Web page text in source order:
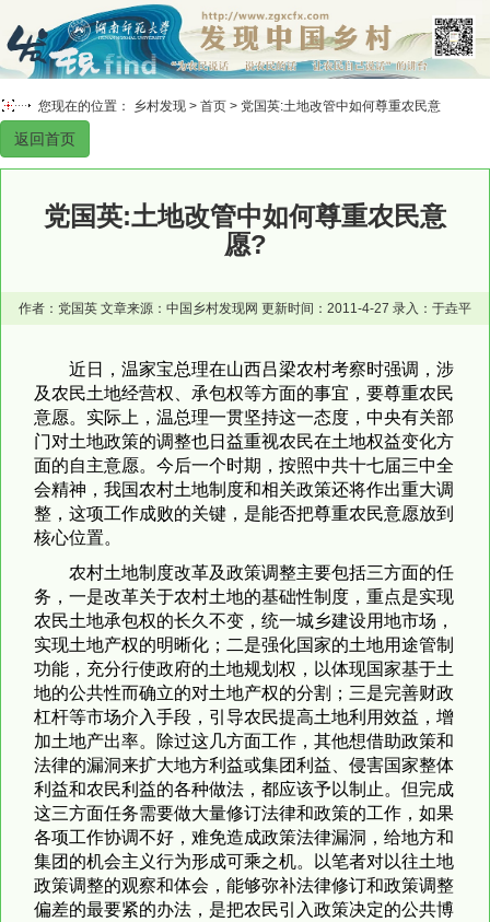
您现在的位置： 乡村发现 > 首页 > 党国英:土地改管中如何尊重农民意
愿?返回首页
党国英:土地改管中如何尊重农民意
愿?
作者：党国英 文章来源：中国乡村发现网 更新时间：2011-4-27 录入：于垚平
近日，温家宝总理在山西吕梁农村考察时强调，涉
及农民土地经营权、承包权等方面的事宜，要尊重农民
意愿。实际上，温总理一贯坚持这一态度，中央有关部
门对土地政策的调整也日益重视农民在土地权益变化方
面的自主意愿。今后一个时期，按照中共十七届三中全
会精神，我国农村土地制度和相关政策还将作出重大调
整，这项工作成败的关键，是能否把尊重农民意愿放到
核心位置。
农村土地制度改革及政策调整主要包括三方面的任
务，一是改革关于农村土地的基础性制度，重点是实现
农民土地承包权的长久不变，统一城乡建设用地市场，
实现土地产权的明晰化；二是强化国家的土地用途管制
功能，充分行使政府的土地规划权，以体现国家基于土
地的公共性而确立的对土地产权的分割；三是完善财政
杠杆等市场介入手段，引导农民提高土地利用效益，增
加土地产出率。除过这几方面工作，其他想借助政策和
法律的漏洞来扩大地方利益或集团利益、侵害国家整体
利益和农民利益的各种做法，都应该予以制止。但完成
这三方面任务需要做大量修订法律和政策的工作，如果
各项工作协调不好，难免造成政策法律漏洞，给地方和
集团的机会主义行为形成可乘之机。以笔者对以往土地
政策调整的观察和体会，能够弥补法律修订和政策调整
偏差的最要紧的办法，是把农民引入政策决定的公共博